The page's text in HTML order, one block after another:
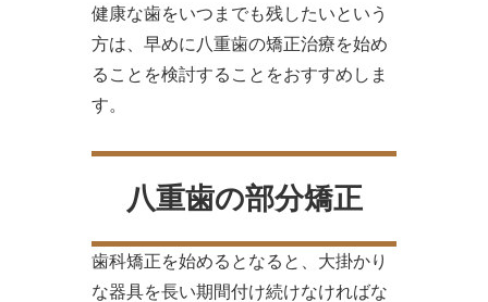
健康な歯をいつまでも残したいという
方は、早めに八重歯の矯正治療を始め
ることを検討することをおすすめしま
す。
八重歯の部分矯正
歯科矯正を始めるとなると、大掛かり
な器具を長い期間付け続けなければな